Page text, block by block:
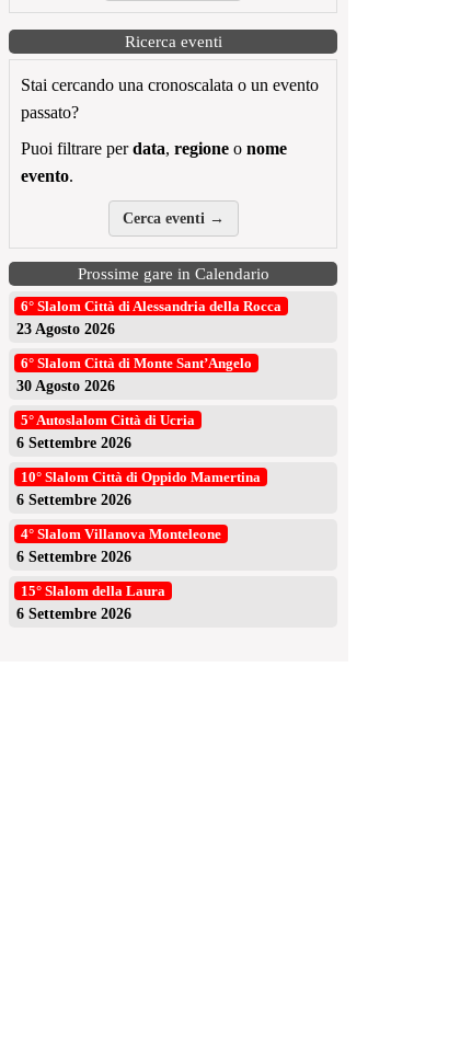
Ricerca eventi
Stai cercando una cronoscalata o un evento
passato?
Puoi filtrare perdata, regione o nome
evento.
Cerca eventi →
Prossime gare in Calendario
6° Slalom Città di Alessandria della Rocca
23 Agosto 2026
6° Slalom Città di Monte Sant’Angelo
30 Agosto 2026
5° Autoslalom Città di Ucria
6 Settembre 2026
10° Slalom Città di Oppido Mamertina
6 Settembre 2026
4° Slalom Villanova Monteleone
6 Settembre 2026
15° Slalom della Laura
6 Settembre 2026